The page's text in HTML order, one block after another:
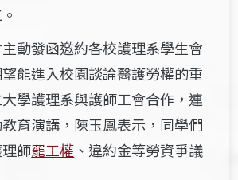
動發函邀約各校護理系學生會
能進入校園談論醫護勞權的重
學護理系與護師工會合作，連
育演講，陳玉鳳表示，同學們
師罷工權 、違約金等勞資爭議